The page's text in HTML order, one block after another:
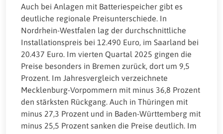
Auch bei Anlagen mit Batteriespeicher gibt es
deutliche regionale Preisunterschiede. In
Nordrhein-Westfalen lag der durchschnittliche
Installationspreis bei 12.490 Euro, im Saarland bei
20.437 Euro. Im vierten Quartal 2025 gingen die
Preise besonders in Bremen zurück, dort um 9,5
Prozent. Im Jahresvergleich verzeichnete
Mecklenburg-Vorpommern mit minus 36,8 Prozent
den stärksten Rückgang. Auch in Thüringen mit
minus 27,3 Prozent und in Baden-Württemberg mit
minus 25,5 Prozent sanken die Preise deutlich. Im